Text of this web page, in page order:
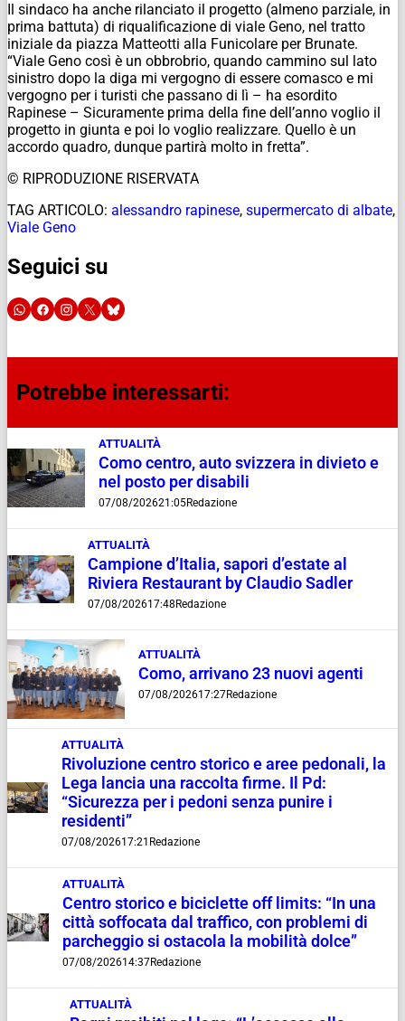
Il sindaco ha anche rilanciato il progetto (almeno parziale, in
prima battuta) di riqualificazione di viale Geno, nel tratto
iniziale da piazza Matteotti alla Funicolare per Brunate.
“Viale Geno così è un obbrobrio, quando cammino sul lato
sinistro dopo la diga mi vergogno di essere comasco e mi
vergogno per i turisti che passano di lì – ha esordito
Rapinese – Sicuramente prima della fine dell’anno voglio il
progetto in giunta e poi lo voglio realizzare. Quello è un
accordo quadro, dunque partirà molto in fretta”.
© RIPRODUZIONE RISERVATA
TAG ARTICOLO: alessandro rapinese, supermercato di albate,
Viale Geno
Seguici su
Potrebbe interessarti:
ATTUALITÀ
Como centro, auto svizzera in divieto e
nel posto per disabili
07/08/202621:05Redazione
ATTUALITÀ
Campione d’Italia, sapori d’estate al
Riviera Restaurant by Claudio Sadler
07/08/202617:48 Redazione
ATTUALITÀ
Como, arrivano 23 nuovi agenti
07/08/202617:27Redazione
ATTUALITÀ
Rivoluzione centro storico e aree pedonali, la
Lega lancia una raccolta firme. Il Pd:
“Sicurezza per i pedoni senza punire i
residenti”
07/08/202617:21 Redazione
ATTUALITÀ
Centro storico e biciclette off limits: “In una
città soffocata dal traffico, con problemi di
parcheggio si ostacola la mobilità dolce”
07/08/202614:37Redazione
ATTUALITÀ